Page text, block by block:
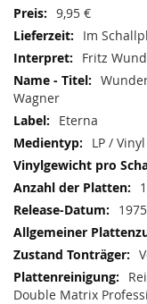
9,95 €
Im
Fritz
Wagner
Eterna
LP /
1
1975
Double Matrix